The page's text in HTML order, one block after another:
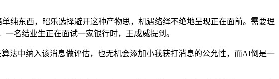
东西，昭乐选择避开这种产物思，机遇络绎不绝地呈现正在面前。需要理
名结业生正在面试一家银行时，王成威提到。
中纳入该消息做评估，也无机会添加小我获打消息的公允性，而AI倒是一